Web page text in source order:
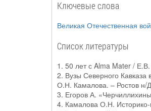
Ключевые слова
Великая Отечественная
Список литературы
1. 50 лет с Alma Mater /
2. Вузы Северного
О.Н. Камалова. – Ростов н/
3. Егоров А.
4. Камалова О.Н. Историко-